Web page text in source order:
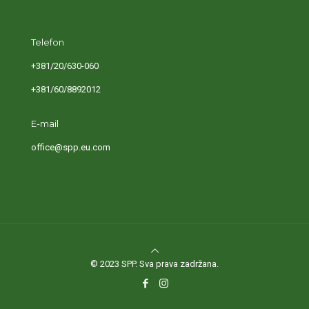
Telefon
+381/20/630-060
+381/60/8892012
E-mail
office@spp.eu.com
© 2023 SPP. Sva prava zadržana.